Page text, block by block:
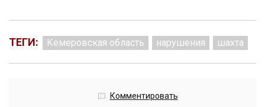
ТЕГИ: Кемеровская область нарушения шахта
Комментировать